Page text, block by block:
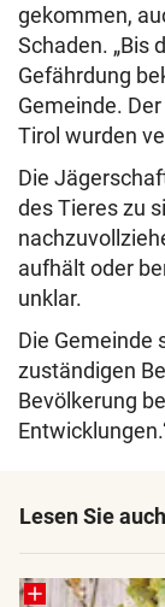
gekommen,
Schaden. „Bis
Gefährdung
Gemeinde.
Tirol wurden
Die
des Tieres zu
aufhält oder
unklar.
Die Gemeinde
zuständigen
Bevölkerung
Lesen Sie